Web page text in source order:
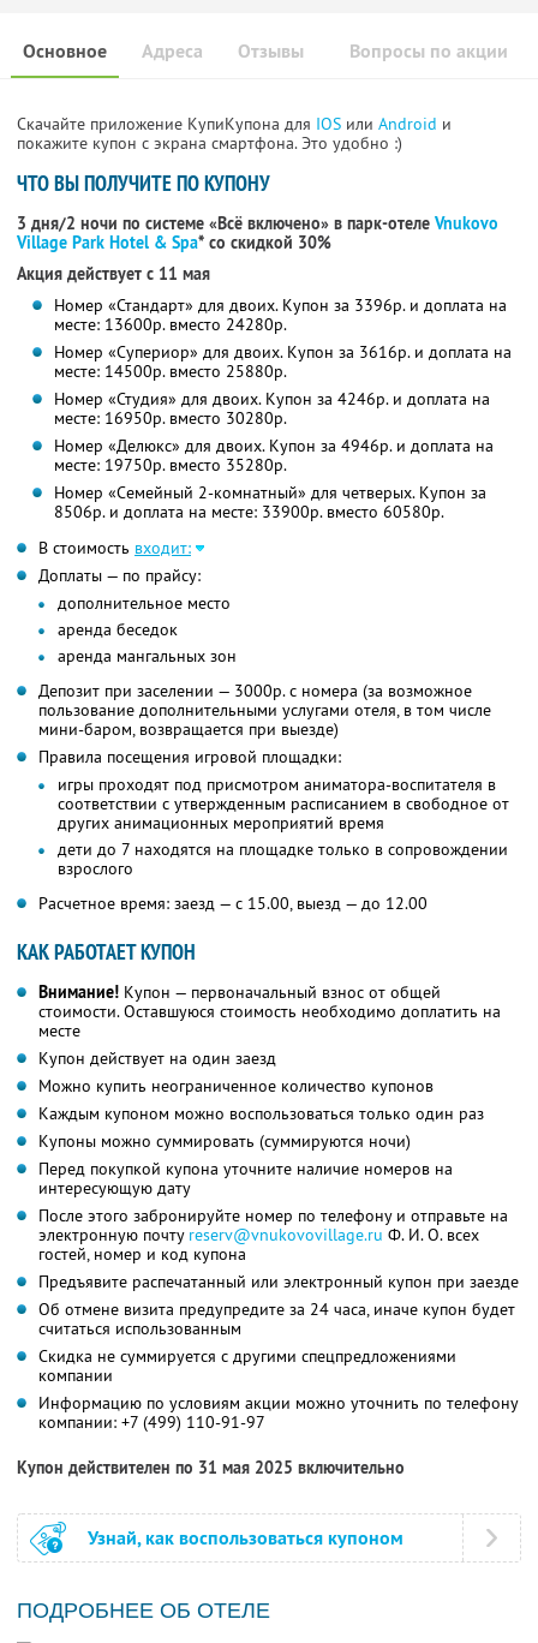
Основное Отзывы Вопросы по акции
Адреса
Скачайте приложение КупиКупона для IOS или Android и
покажите купон с экрана смартфона. Это удобно :)
ЧТО ВЫ ПОЛУЧИТЕ ПО КУПОНУ
3 дня/2 ночи по системе «Всё включено» в парк-отеле Vnukovo
Village Park Hotel & Spa* со скидкой 30%
Акция действует с 11 мая
Номер «Стандарт» для двоих. Купон за 3396р. и доплата на
месте: 13600р. вместо 24280р.
Номер «Супериор» для двоих. Купон за 3616р. и доплата на
месте: 14500р. вместо 25880р.
Номер «Студия» для двоих. Купон за 4246р. и доплата на
месте: 16950р. вместо 30280р.
Номер «Делюкс» для двоих. Купон за 4946р. и доплата на
месте: 19750р. вместо 35280р.
Номер «Семейный 2-комнатный» для четверых. Купон за
8506р. и доплата на месте: 33900р. вместо 60580р.
В стоимость входит:
Доплаты — по прайсу:
дополнительное место
аренда беседок
аренда мангальных зон
Депозит при заселении — 3000р. с номера (за возможное
пользование дополнительными услугами отеля, в том числе
мини-баром, возвращается при выезде)
Правила посещения игровой площадки:
игры проходят под присмотром аниматора-воспитателя в
соответствии с утвержденным расписанием в свободное от
других анимационных мероприятий время
дети до 7 находятся на площадке только в сопровождении
взрослого
Расчетное время: заезд — с 15.00, выезд — до 12.00
КАК РАБОТАЕТ КУПОН
Внимание! Купон — первоначальный взнос от общей
стоимости. Оставшуюся стоимость необходимо доплатить на
месте
Купон действует на один заезд
Можно купить неограниченное количество купонов
Каждым купоном можно воспользоваться только один раз
Купоны можно суммировать (суммируются ночи)
Перед покупкой купона уточните наличие номеров на
интересующую дату
После этого забронируйте номер по телефону и отправьте на
электронную почту reserv@vnukovovillage.ru Ф. И. О.всех
гостей, номер и код купона
Предъявите распечатанный или электронный купон при заезде
Об отмене визита предупредите за 24 часа, иначе купон будет
считаться использованным
Скидка не суммируется с другими спецпредложениями
компании
Информацию по условиям акции можно уточнить по телефону
компании: +7 (499) 110-91-97
Купон действителен по 31 мая 2025 включительно
Узнай, как воспользоваться купоном
ПОДРОБНЕЕ ОБ ОТЕЛЕ